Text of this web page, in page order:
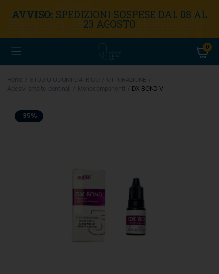
AVVISO: SPEDIZIONI SOSPESE DAL 08 AL
23 AGOSTO
0
Home STUDIO ODONTOIATRICO
OTTURAZIONE
Adesivi smalto-dentinali
Monocomponenti DX BOND V
-35%